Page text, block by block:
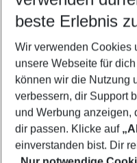
2 Erwachsene Keine
Mehr
beste Erlebnis
Wir verwenden Cookies
unsere Webseite für
können wir die Nutzung
verbessern, dir Support
und Werbung anzeigen,
dir passen. Klicke auf
einverstanden bist. Dir